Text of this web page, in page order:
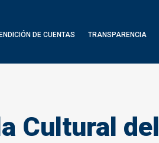
DE CUENTAS TRANSPARENCIA
Cultural del